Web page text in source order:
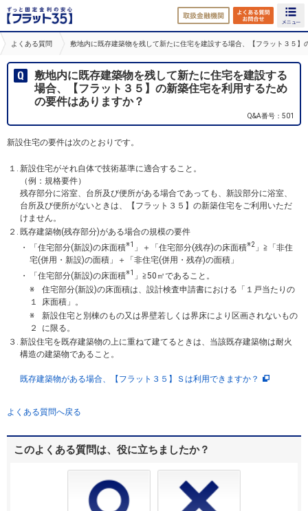
取扱金融機関 よくあ
よくある質問 敷地内に既存建築物を残して新たに住宅を建設する場合、【フラット３５
敷地内に既存建築物を残して新たに住宅を建設する
場合、【フラット３５】の新築住宅を利用するため
の要件はありますか？
Q&A番号：501
新設住宅の要件は次のとおりです。
１. 新設住宅がそれ自体で技術基準に適合すること。
（例：規格要件）
残存部分に浴室、台所及び便所がある場合であっても、新設部分に浴室、
台所及び便所がないときは、【フラット３５】の新築住宅をご利用いただ
けません。
２. 既存建築物(残存部分)がある場合の規模の要件
・
「住宅部分(新設)の床面積※1 」＋「住宅部分(残存)の床面積※2 」≧「非住
宅(併用・新設)の面積」＋「非住宅(併用・残存)の面積」
・
「住宅部分(新設)の床面積※1
」≧50㎡であること。
※
１
住宅部分(新設)の床面積は、設計検査申請書における「１戸当たりの
床面積」。
※
２
新設住宅と別棟のもの又は界壁若しくは界床により区画されないもの
に限る。
３. 新設住宅を既存建築物の上に重ねて建てるときは、当該既存建築物は耐火
構造の建築物であること。
既存建築物がある場合、【フラット３５】Ｓは利用できますか？
よくある質問へ戻る
このよくある質問は、役に立ちましたか？